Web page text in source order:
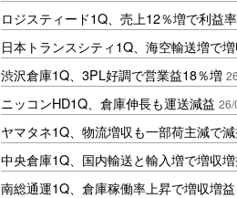
ロジスティード1Q、売上12％増で利益
日本トランスシティ1Q、海空輸送増で
渋沢倉庫1Q、3PL好調で営業益18％増
ニッコンHD1Q、倉庫伸長も運送減益 26/
ヤマタネ1Q、物流増収も一部荷主減で
中央倉庫1Q、国内輸送と輸入増で増収
南総通運1Q、倉庫稼働率上昇で増収増益